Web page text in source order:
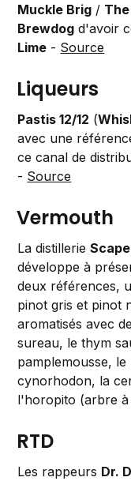
Muckle Brig /
Brewdog d'avoir
Lime - Source
Liqueurs
Pastis 12/12 (
avec une
ce canal de
- Source
Vermouth
La distillerie
développe à
deux références,
pinot gris et pinot
aromatisés avec
sureau, le thym
pamplemousse,
cynorhodon, la
l'horopito (arbre
RTD
Les rappeurs Dr.